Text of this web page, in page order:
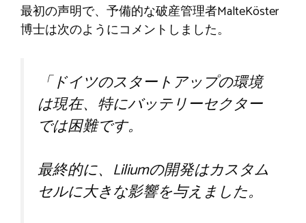
最初の声明で、予備的な破産管理者MalteKöster
博士は次のようにコメントしました。
「ドイツのスタートアップの環境
は現在、特にバッテリーセクター
では困難です。
最終的に、Liliumの開発はカスタム
セルに大きな影響を与えました。